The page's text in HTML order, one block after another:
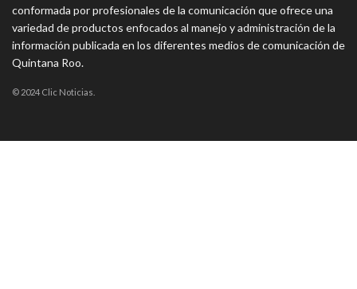
conformada por profesionales de la comunicación que ofrece una
variedad de productos enfocados al manejo y administración de la
información publicada en los diferentes medios de comunicación de
Quintana Roo.
© 2024 Clic Noticias.